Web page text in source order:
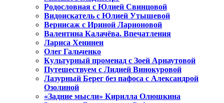
Родословная с Юлией Свинцовой
Видоискатель с Юлией Утышевой
Вернисаж с Ириной Ларионовой
Валентина Калачёва. Впечатления
Лариса Хенинен
Олег Гальченко
Культурный променад с Зоей Арнаутовой
Путешествуем с Лидией Винокуровой
Лазурный Берег без пафоса с Александрой
Озолиной
«Задние мысли» Кирилла Олюшкина